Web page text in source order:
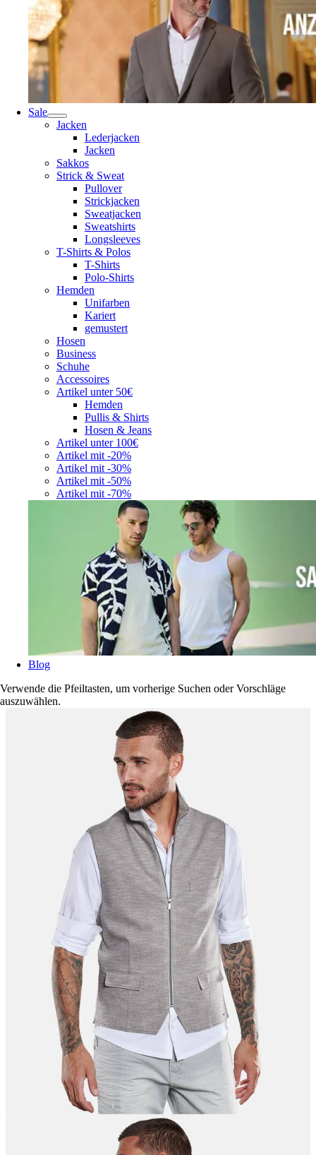
Sale
Jacken
Lederjacken
Jacken
Sakkos
Strick & Sweat
Pullover
Strickjacken
Sweatjacken
Sweatshirts
Longsleeves
T-Shirts & Polos
T-Shirts
Polo-Shirts
Hemden
Unifarben
Kariert
gemustert
Hosen
Business
Schuhe
Accessoires
Artikel unter 50€
Hemden
Pullis & Shirts
Hosen & Jeans
Artikel unter 100€
Artikel mit -20%
Artikel mit -30%
Artikel mit -50%
Artikel mit -70%
Blog
Verwende die Pfeiltasten, um vorherige Suchen oder Vorschläge
auszuwählen.